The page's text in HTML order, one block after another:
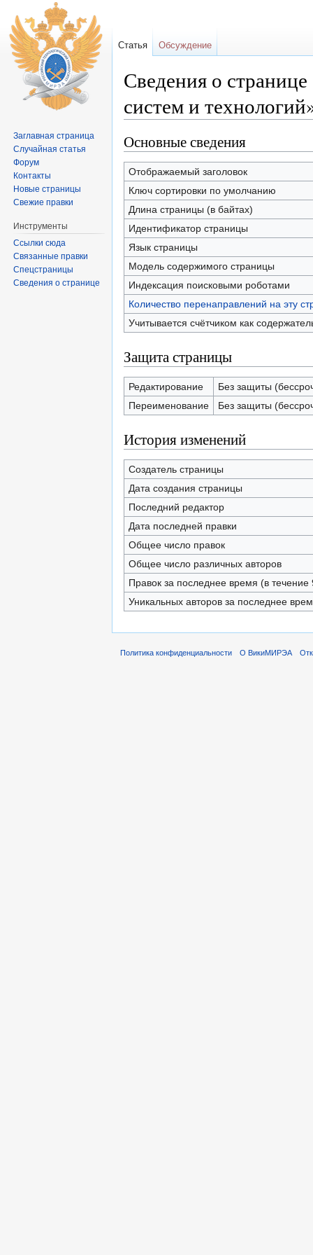
Сведения о
систем и
Основные сведения
Отображаемый заголовок
Ключ сортировки по умолчанию
Длина страницы (в байтах)
Идентификатор страницы
Язык страницы
Модель содержимого страницы
Индексация поисковыми роботами
Количество перенаправлений на эту
Учитывается счётчиком как
Защита страницы
Редактирование
Без защиты
Переименование
Без защиты
История изменений
Создатель страницы
Дата создания страницы
Последний редактор
Дата последней правки
Общее число правок
Общее число различных авторов
Правок за последнее время (в течение
Уникальных авторов за последнее
Статья Обсуждение
Заглавная страница
Случайная статья
Форум
Контакты
Новые страницы
Свежие правки
Инструменты
Ссылки сюда
Связанные правки
Спецстраницы
Сведения о странице
Политика конфиденциальности О ВикиМИРЭА